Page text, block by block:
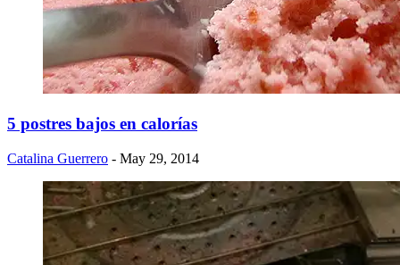
5 postres bajos en calorías
Catalina Guerrero - May 29, 2014